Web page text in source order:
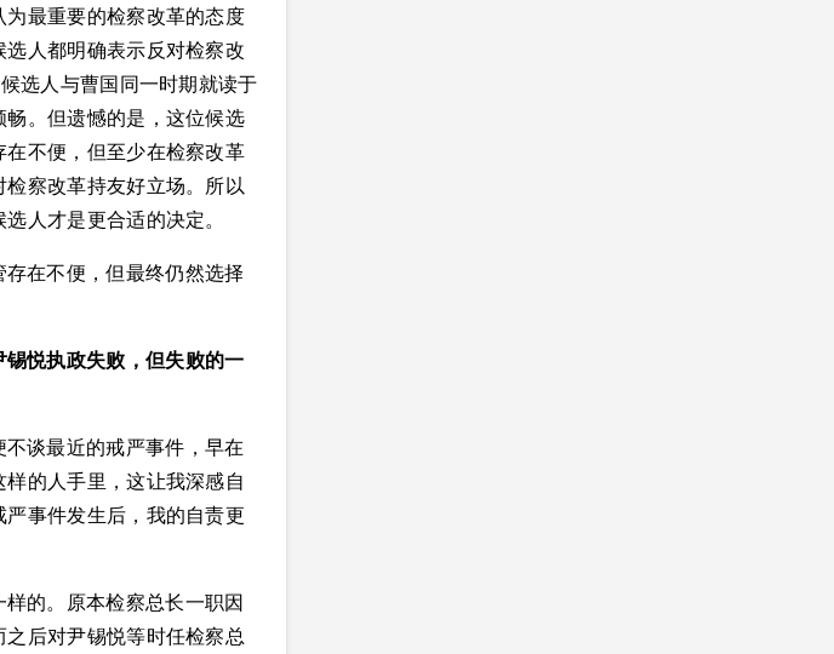
最重要的检察改革的态度
人都明确表示反对检察改
选人与曹国同一时期就读于
。但遗憾的是，这位候选
不便，但至少在检察改革
察改革持友好立场。所以
人才是更合适的决定。
在不便，但最终仍然选择
悦执政失败，但失败的一
谈最近的戒严事件，早在
的人手里，这让我深感自
事件发生后，我的自责更
的。原本检察总长一职因
后对尹锡悦等时任检察总